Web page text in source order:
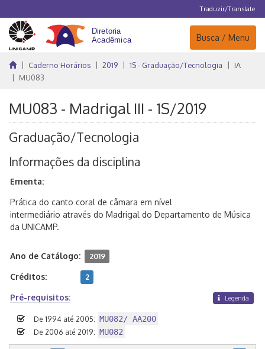
Traduzir/Translate
Navegação
Busca / Menu
Caderno Horários 2019 1S - Graduação/Tecnologia
IA
MU083
MU083 - Madrigal III - 1S/2019
Graduação/Tecnologia
Informações da disciplina
Ementa:
Prática do canto coral de câmara em nível
intermediário através do Madrigal do Departamento de Música
da UNICAMP.
Ano de Catálogo: 2019
Créditos: 2
Pré-requisitos: Legenda
De 1994 até 2005: MU082/ AA200
De 2006 até 2019: MU082